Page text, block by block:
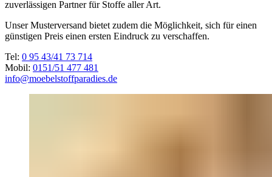
zuverlässigen Partner für Stoffe aller Art.
Unser Musterversand bietet zudem die Möglichkeit, sich für einen
günstigen Preis einen ersten Eindruck zu verschaffen.
Tel: 0 95 43/41 73 714
Mobil: 0151/51 477 481
info@moebelstoffparadies.de